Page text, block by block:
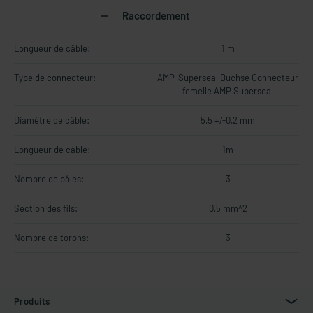
Raccordement
Longueur de câble: 1 m
Type de connecteur:
AMP-Superseal Buchse Connecteur
femelle AMP Superseal
Diamètre de câble: 5,5 +/-0,2 mm
Longueur de câble: 1m
Nombre de pôles: 3
Section des fils: 0,5 mm^2
Nombre de torons: 3
Produits